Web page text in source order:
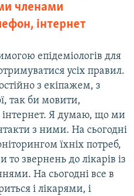
членами
інтернет
епідеміологів для
усіх правил.
з екіпажем, з
так би мовити,
інтернет. Я думаю, що ми
з ними. На сьогодні
їхніх потреб,
то звернень до лікарів із
На сьогодні все в
і лікарями, і